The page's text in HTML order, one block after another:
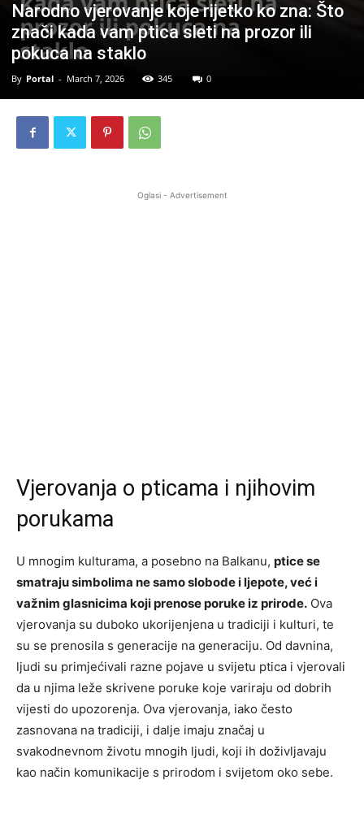
Narodno vjerovanje koje rijetko ko zna: Što
znači kada vam ptica sleti na prozor ili
pokuca na staklo
By Portal - March 7, 2026 345 0
Oglasi - Advertisement
Vjerovanja o pticama i njihovim
porukama
U mnogim kulturama, a posebno na Balkanu, ptice se
smatraju simbolima ne samo slobode i ljepote, već i
važnim glasnicima koji prenose poruke iz prirode. Ova
vjerovanja su duboko ukorijenjena u tradiciji i kulturi, te
su se prenosila s generacije na generaciju. Od davnina,
ljudi su primjećivali razne pojave u svijetu ptica i vjerovali
da u njima leže skrivene poruke koje variraju od dobrih
vijesti do upozorenja. Ova vjerovanja, iako često
zasnovana na tradiciji, i dalje imaju značaj u
svakodnevnom životu mnogih ljudi, koji ih doživljavaju
kao način komunikacije s prirodom i svijetom oko sebe.